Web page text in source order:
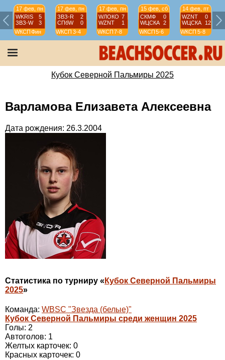
17 фев, пн
WKRIS
5
ЗВЗ-W
3
WКСПФин
17 фев, пн
ЗВЗ-R
2
СПбW
0
WКСП 3-4
17 фев, пн
WЛОКО 7
WZNT
1
WКСП 7-8
15 фев, сб
СКМФ
0
WЦСКА 2
WКСП5-6
14 фев, пт
WZNT
0
WЦСКА
12
WКСП 5-8
Кубок Северной Пальмиры 2025
Варламова Елизавета Алексеевна
Дата рождения: 26.3.2004
Статистика по турниру « Кубок Северной Пальмиры
2025»
Команда: WBSC "Звезда (белые)"
Кубок Северной Пальмиры среди женщин 2025
Голы: 2
Автоголов: 1
Желтых карточек: 0
Красных карточек: 0